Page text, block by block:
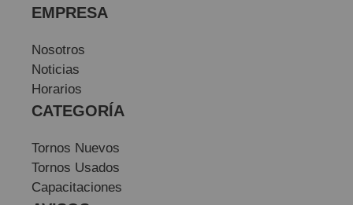
EMPRESA
Nosotros
Noticias
Horarios
CATEGORÍA
Tornos Nuevos
Tornos Usados
Capacitaciones